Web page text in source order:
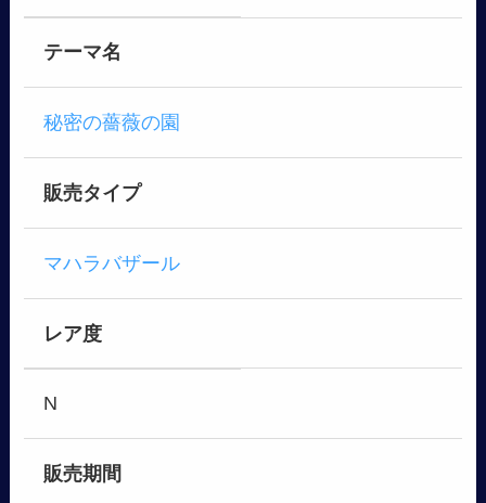
テーマ名
秘密の薔薇の園
販売タイプ
マハラバザール
レア度
N
販売期間